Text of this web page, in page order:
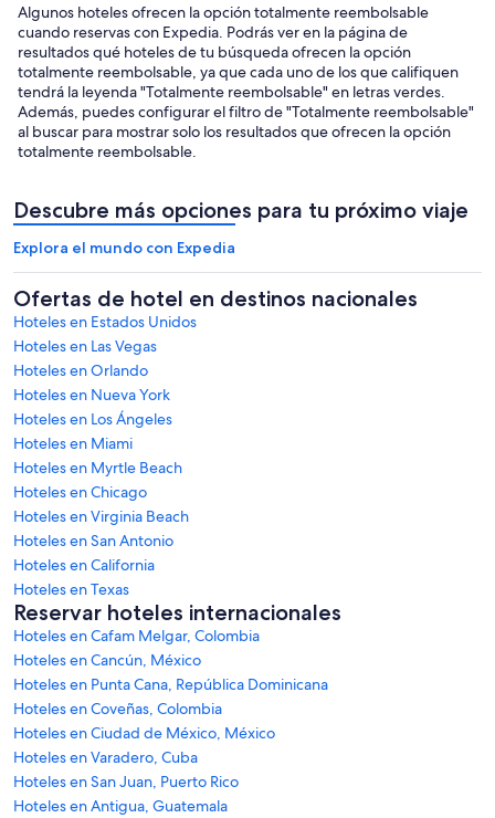
Algunos hoteles ofrecen la opción totalmente reembolsable
cuando reservas con Expedia. Podrás ver en la página de
resultados qué hoteles de tu búsqueda ofrecen la opción
totalmente reembolsable, ya que cada uno de los que califiquen
tendrá la leyenda "Totalmente reembolsable" en letras verdes.
Además, puedes configurar el filtro de "Totalmente reembolsable"
al buscar para mostrar solo los resultados que ofrecen la opción
totalmente reembolsable.
Descubre más opciones para tu próximo viaje
Explora el mundo con Expedia
Ofertas de hotel en destinos nacionales
Hoteles en Estados Unidos
Hoteles en Las Vegas
Hoteles en Orlando
Hoteles en Nueva York
Hoteles en Los Ángeles
Hoteles en Miami
Hoteles en Myrtle Beach
Hoteles en Chicago
Hoteles en Virginia Beach
Hoteles en San Antonio
Hoteles en California
Hoteles en Texas
Reservar hoteles internacionales
Hoteles en Cafam Melgar, Colombia
Hoteles en Cancún, México
Hoteles en Punta Cana, República Dominicana
Hoteles en Coveñas, Colombia
Hoteles en Ciudad de México, México
Hoteles en Varadero, Cuba
Hoteles en San Juan, Puerto Rico
Hoteles en Antigua, Guatemala